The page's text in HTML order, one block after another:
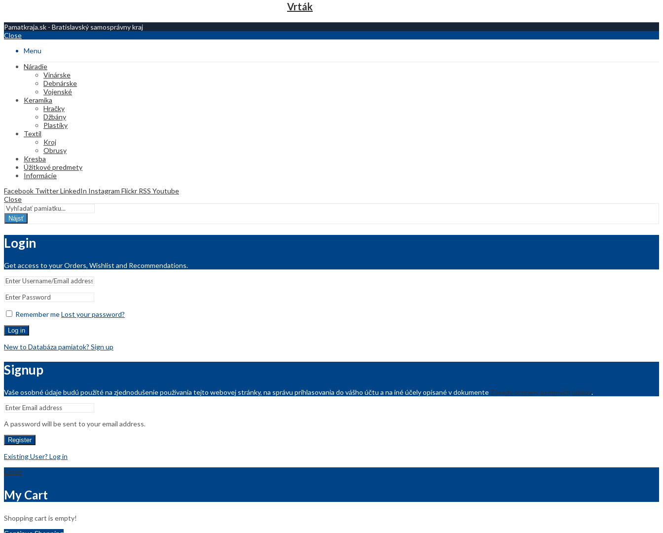
Vrták
Pamatkraja.sk - Bratislavský samosprávny kraj
Close
Menu
Náradie
Vinárske
Debnárske
Vojenské
Keramika
Hračky
Džbány
Plastiky
Textil
Kroj
Obrusy
Kresba
Úžitkové predmety
Informácie
Facebook TwitterLinkedIn Instagram Flickr RSS Youtube
Close
Nájsť
Login
Get access to your Orders, Wishlist and Recommendations.
Remember meLost your password?
Log in
New to Databáza pamiatok? Sign up
Signup
Vaše osobné údaje budú použité na zjednodušenie používania tejto webovej stránky, na správu prihlasovania do vášho účtu a na iné účely opísané v dokumente Zásady ochrany osobných údajov.
A password will be sent to your email address.
Register
Existing User? Log in
Close
My Cart
Shopping cart is empty!